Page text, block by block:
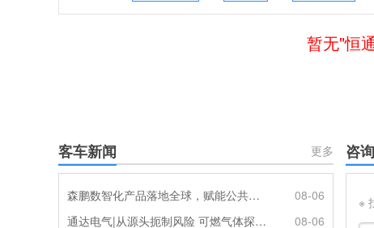
暂无"恒
客车新闻 更多
森鹏数智化产品落地全球，赋能公共交通新升级
08-06
通达电气|从源头扼制风险 可燃气体探测系统灵敏感知商用车燃气泄漏
08-06
咨
※